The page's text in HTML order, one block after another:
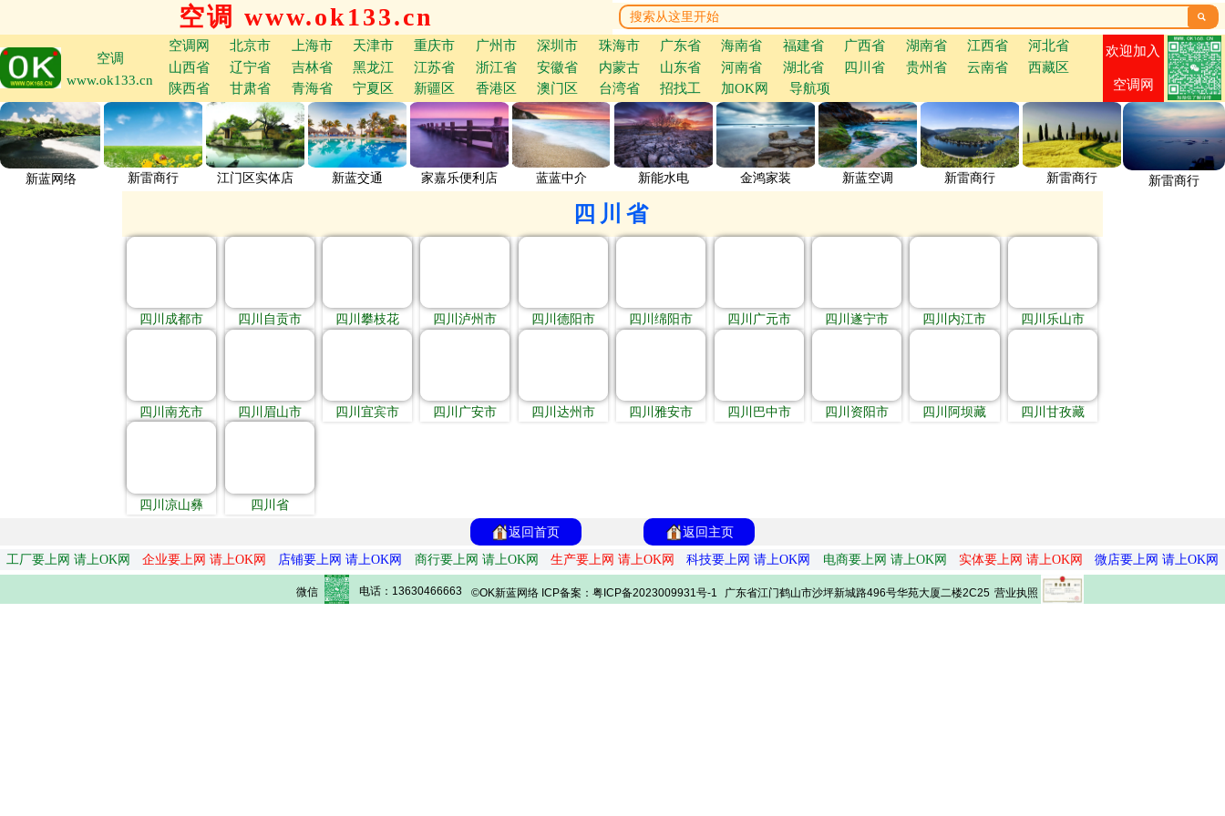
空调 www.ok133.cn 
空调
www.ok133.cn
空调网 北京市 上海市 天津市 重庆市 广州市 深圳市 珠海市 广东省 海南省 福建省 广西省 湖南省 江西省
河北省
山西省
辽宁省 吉林省 黑龙江 江苏省 浙江省 安徽省 内蒙古 山东省 河南省 湖北省 四川省 贵州省 云南省
西藏区
陕西省
甘肃省 青海省 宁夏区 新疆区 香港区 澳门区 台湾省 招找工 加OK网 导航项
欢迎加入
空调网
新蓝网络 新雷商行 江门区实体店 新蓝交通 家嘉乐便利店 蓝蓝中介 新能水电 金鸿家装 新蓝空调 新雷商行 新雷商行 新雷商行
四川省
四川成都市 四川自贡市 四川攀枝花 四川泸州市 四川德阳市 四川绵阳市 四川广元市 四川遂宁市 四川内江市 四川乐山市
四川南充市 四川眉山市 四川宜宾市 四川广安市 四川达州市 四川雅安市 四川巴中市 四川资阳市 四川阿坝藏 四川甘孜藏
四川凉山彝
四川省
返回首页
返回主页
工厂要上网 请上OK网
企业要上网 请上OK网 店铺要上网 请上OK网 商行要上网 请上OK网 生产要上网 请上OK网 科技要上网 请上OK网 电商要上网 请上OK网 实体要上网 请上OK网 微店要上网 请上OK网
微信 电话：13630466663 ©OK新蓝网络 ICP备案：粤ICP备2023009931号-1 广东省江门鹤山市沙坪新城路496号华苑大厦二楼2C25 营业执照